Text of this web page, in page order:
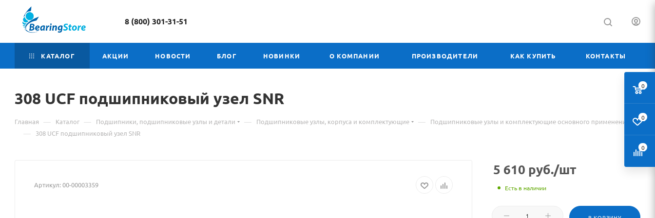
8 (800) 301-31-51
КАТАЛОГ АКЦИИ НОВОСТИ БЛОГ НОВИНКИ О КОМПАНИИ ПРОИЗВОДИТЕЛИ КАК КУПИТЬ КОНТАКТЫ
308 UCF подшипниковый узел Материал
о
SNR
Главная — Каталог — Подшипники, подшипниковые узлы и детали — Подшипниковые узлы, корпуса и комплектующие — Подшипниковые узлы и комплектующие основного применения
— 308 UCF подшипниковый узел SNR
Артикул:00-00003359
5 610 руб./шт
Есть в наличии
0
0
0